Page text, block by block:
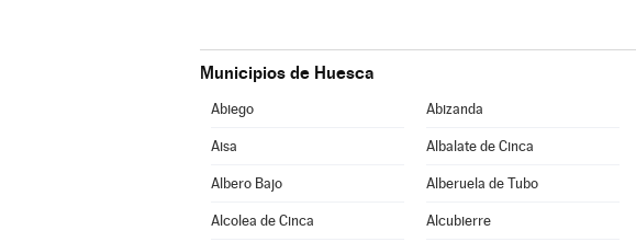
Municipios de Huesca
Abiego Abizanda
Aisa Albalate de Cinca
Albero Bajo Alberuela de Tubo
Alcolea de Cinca Alcubierre